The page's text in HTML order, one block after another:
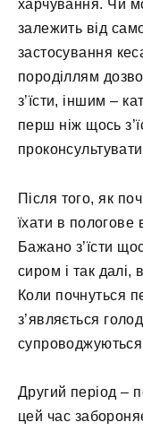
харчування. Чи
залежить від
застосування
породіллям
з’їсти, іншим –
перш ніж щось
Після того, як
їхати в пологове
Бажано з’їсти
сиром і так далі,
Коли почнуться
з’являється
Другий період –
цей час